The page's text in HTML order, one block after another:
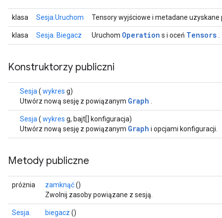
klasa Sesja.Uruchom Tensory wyjściowe i metadane
klasa Sesja. Biegacz Uruchom Operation s i oceń Tensors
Konstruktorzy publiczni
Sesja ( wykres g)
Utwórz nową sesję z powiązanym Graph
Sesja ( wykres g, bajt[] konfiguracja)
Utwórz nową sesję z powiązanym Graph i opcjami konfiguracji.
Metody publiczne
próżnia zamknąć()
Zwolnij zasoby powiązane z sesją.
Sesja.
biegacz ()